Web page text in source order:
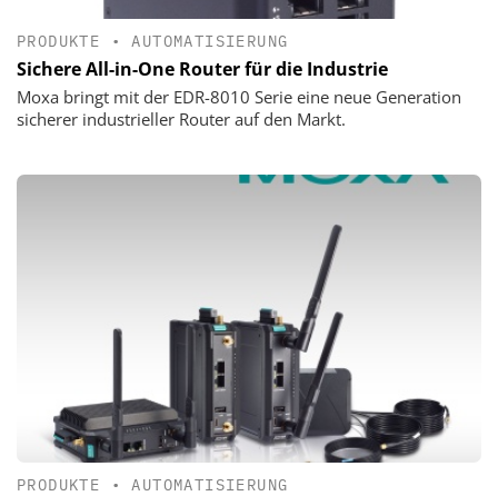
PRODUKTE •AUTOMATISIERUNG
Sichere All-in-One Router für die Industrie
Moxa bringt mit der EDR-8010 Serie eine neue Generation
sicherer industrieller Router auf den Markt.
PRODUKTE •AUTOMATISIERUNG